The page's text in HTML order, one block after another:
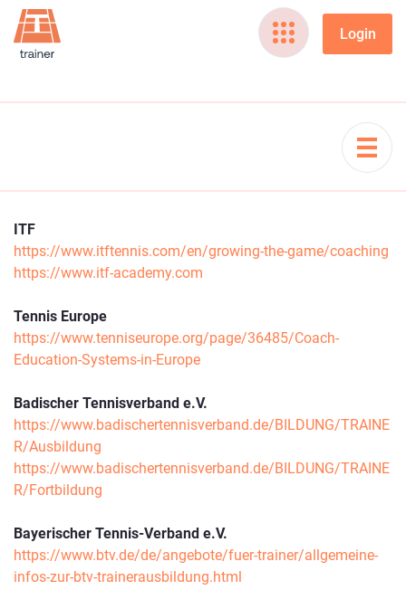
ITF
https://www.itftennis.com/en/growing-the-game/coaching
https://www.itf-academy.com
Tennis Europe
https://www.tenniseurope.org/page/36485/Coach-
Education-Systems-in-Europe
Badischer Tennisverband e.V.
https://www.badischertennisverband.de/BILDUNG/TRAINE
R/Ausbildung
https://www.badischertennisverband.de/BILDUNG/TRAINE
R/Fortbildung
Bayerischer Tennis-Verband e.V.
https://www.btv.de/de/angebote/fuer-trainer/allgemeine-
infos-zur-btv-trainerausbildung.html